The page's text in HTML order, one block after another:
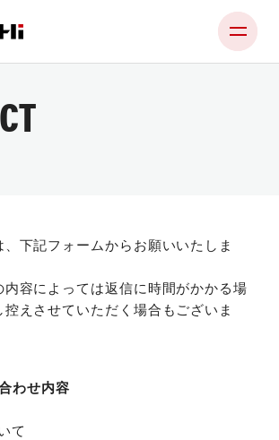
下記フォームからお願いいたしま
内容によっては返信に時間がかかる場
えさせていただく場合もございま
わせ内容
て